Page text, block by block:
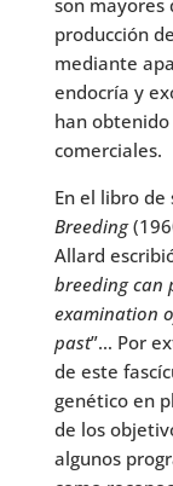
son mayores
producción
mediante
endocría y
han
comerciales.
En el libro
Breeding
Allard
breeding can
examination
past”… Por
de este
genético en
de los
algunos